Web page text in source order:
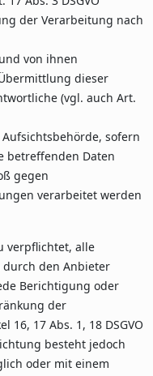
der Verarbeitung nach
von ihnen
dieser
(vgl. auch Art.
sofern
betreffenden Daten
gegen
verarbeitet werden
verpflichtet, alle
durch den Anbieter
Berichtigung oder
der
17 Abs. 1, 18 DSGVO
besteht jedoch
oder mit einem